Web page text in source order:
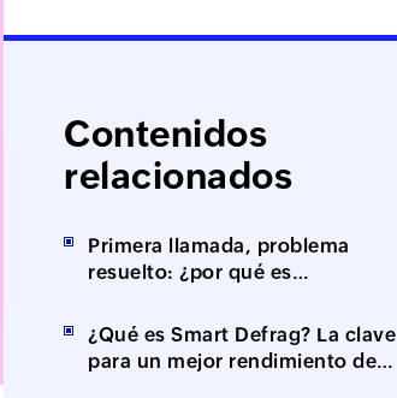
Contenidos
relacionados
Primera llamada, problema
resuelto: ¿por qué es
primer contacto (FCR)?
¿Qué es Smart Defrag? La clave
para un mejor rendimiento de